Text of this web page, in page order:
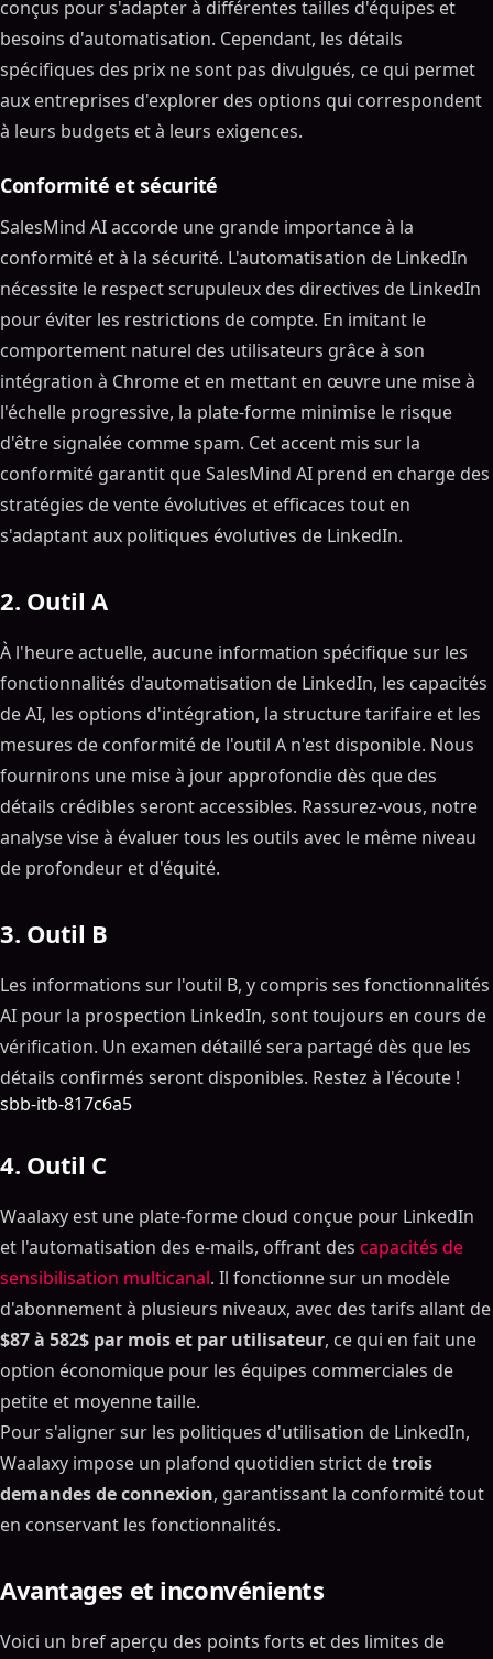
conçus pour s'adapter à différentes tailles d'équipes et
besoins d'automatisation. Cependant, les détails
spécifiques des prix ne sont pas divulgués, ce qui permet
aux entreprises d'explorer des options qui correspondent
à leurs budgets et à leurs exigences.
Conformité et sécurité
SalesMind AI accorde une grande importance à la
conformité et à la sécurité. L'automatisation de LinkedIn
nécessite le respect scrupuleux des directives de LinkedIn
pour éviter les restrictions de compte. En imitant le
comportement naturel des utilisateurs grâce à son
intégration à Chrome et en mettant en œuvre une mise à
l'échelle progressive, la plate-forme minimise le risque
d'être signalée comme spam. Cet accent mis sur la
conformité garantit que SalesMind AI prend en charge des
stratégies de vente évolutives et efficaces tout en
s'adaptant aux politiques évolutives de LinkedIn.
2. Outil A
À l'heure actuelle, aucune information spécifique sur les
fonctionnalités d'automatisation de LinkedIn, les capacités
de AI, les options d'intégration, la structure tarifaire et les
mesures de conformité de l'outil A n'est disponible. Nous
fournirons une mise à jour approfondie dès que des
détails crédibles seront accessibles. Rassurez-vous, notre
analyse vise à évaluer tous les outils avec le même niveau
de profondeur et d'équité.
3. Outil B
Les informations sur l'outil B, y compris ses fonctionnalités
AI pour la prospection LinkedIn, sont toujours en cours de
vérification. Un examen détaillé sera partagé dès que les
détails confirmés seront disponibles. Restez à l'écoute !
sbb-itb-817c6a5
4. Outil C
Waalaxy est une plate-forme cloud conçue pour LinkedIn
et l'automatisation des e-mails, offrant des capacités de
sensibilisation multicanal. Il fonctionne sur un modèle
d'abonnement à plusieurs niveaux, avec des tarifs allant de
$87 à 582$ par mois et par utilisateur, ce qui en fait une
option économique pour les équipes commerciales de
petite et moyenne taille.
Pour s'aligner sur les politiques d'utilisation de LinkedIn,
Waalaxy impose un plafond quotidien strict detrois
demandes de connexion, garantissant la conformité tout
en conservant les fonctionnalités.
Avantages et inconvénients
Voici un bref aperçu des points forts et des limites de